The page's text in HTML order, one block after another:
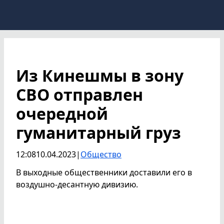
Из Кинешмы в зону
СВО отправлен
очередной
гуманитарный груз
12:0810.04.2023| Общество
В выходные общественники доставили его в
воздушно-десантную дивизию.